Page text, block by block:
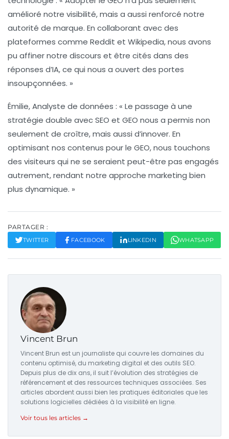
amélioré notre visibilité, mais a aussi renforcé notre
autorité de marque. En collaborant avec des
plateformes comme Reddit et Wikipedia, nous avons
pu affiner notre discours et être cités dans des
réponses d’IA, ce qui nous a ouvert des portes
insoupçonnées. »
Émilie, Analyste de données : « Le passage à une
stratégie double avecSEO et GEO nous a permis non
seulement de croître, mais aussi d’innover. En
optimisant nos contenus pour le GEO, nous touchons
des visiteurs qui ne se seraient peut-être pas engagés
autrement, rendant notre approche marketing bien
plus dynamique. »
PARTAGER :
TWITTER FACEBOOK LINKEDIN WHATSAPP
Vincent Brun
Vincent Brun est un journaliste qui couvre les domaines du
contenu optimisé, du marketing digital et des outils SEO.
Depuis plus de dix ans, il suit l’évolution des stratégies de
référencement et des ressources techniques associées. Ses
articles abordent aussi bien les pratiques éditoriales que les
solutions logicielles dédiées à la visibilité en ligne.
Voir tous les articles →